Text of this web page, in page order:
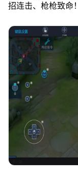
招连击、枪枪致命！